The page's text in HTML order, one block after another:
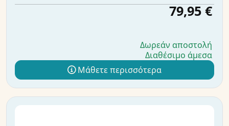
79,95 €
Δωρεάν αποστολή
Διαθέσιμο άμεσα
Μάθετε περισσότερα